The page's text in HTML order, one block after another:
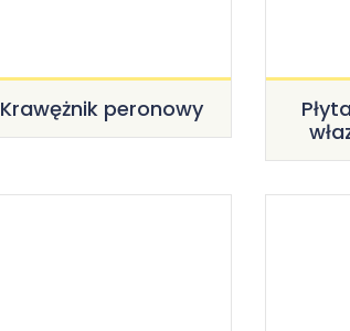
Krawężnik peronowy